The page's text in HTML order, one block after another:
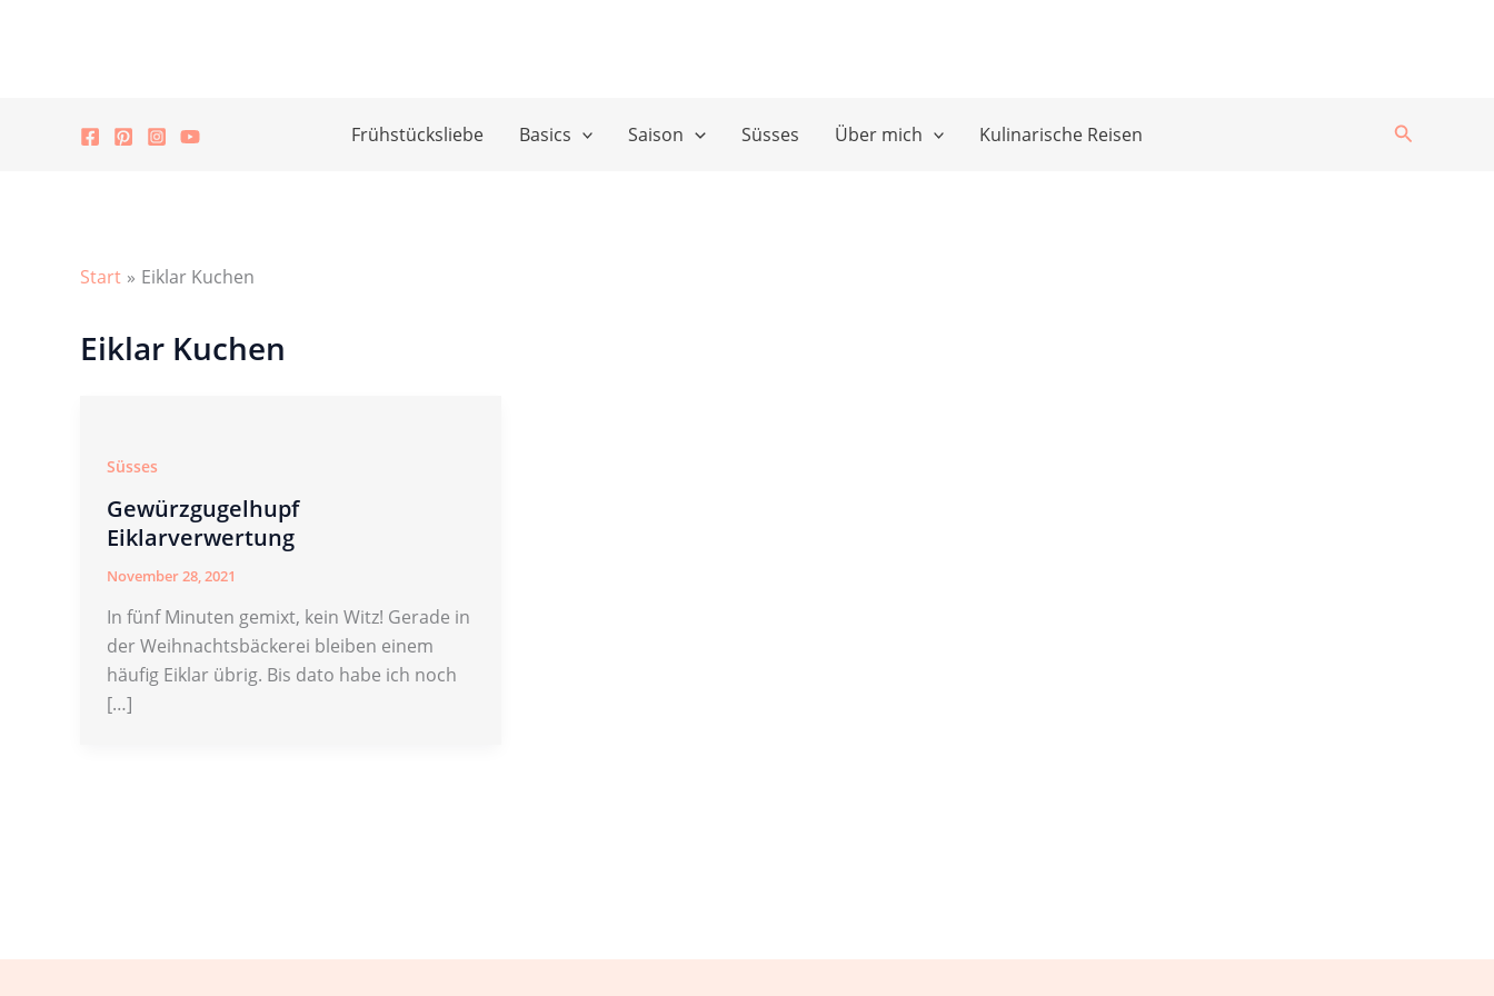
Frühstücksliebe Basics Saison Süsses Über mich Kulinarische Reisen Suchen
Start Eiklar Kuchen
Eiklar Kuchen
Süsses
Gewürzgugelhupf
Eiklarverwertung
November 28, 2021
In fünf Minuten gemixt, kein Witz! Gerade in
der Weihnachtsbäckerei bleiben einem
häufig Eiklar übrig. Bis dato habe ich noch
[…]